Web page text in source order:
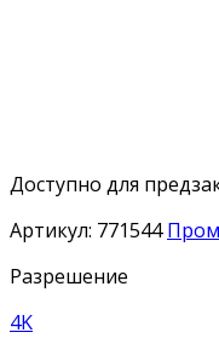
Доступно для
Артикул: 771544
Разрешение
4K